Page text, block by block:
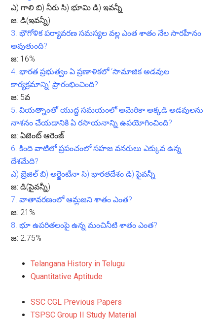
ఎ) గాలి బి) నీరు సి) భూమి డి) ఇవన్నీ
జ: డి(ఇవన్నీ)
3. భౌగోళిక పర్యావరణ సమస్యల వల్ల ఎంత శాతం నేల సారహీనం
అవుతుంది?
జ: 16%
4. భారత ప్రభుత్వం ఏ ప్రణాళికలో ‘సామాజిక అడవుల
కార్యక్రమాన్ని’ ప్రారంభించింది?
జ: 5వ
5. వియత్నాంతో యుద్ధ సమయంలో అమెరికా అక్కడి అడవులను
నాశనం చేయడానికి ఏ రసాయనాన్ని ఉపయోగించింది?
జ: ఏజెంట్ ఆరెంజ్
6. కింది వాటిలో ప్రపంచంలో సహజ వనరులు ఎక్కువ ఉన్న
దేశమేది?
ఎ) బ్రెజిల్ బి) అర్జెంటీనా సి) భారతదేశం డి) పైవన్నీ
జ: డి(పైవన్నీ)
7. వాతావరణంలో ఆమ్లజని శాతం ఎంత?
జ: 21%
8. భూ ఉపరితలంపై ఉన్న మంచినీటి శాతం ఎంత?
జ: 2.75%
Telangana History in Telugu
Quantitative Aptitude
SSC CGL Previous Papers
TSPSC Group II Study Material